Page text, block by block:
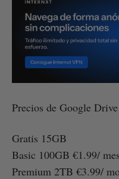
Precios de Google
Gratis 15GB
Basic 100GB €1.99/
Premium 2TB €3.99/